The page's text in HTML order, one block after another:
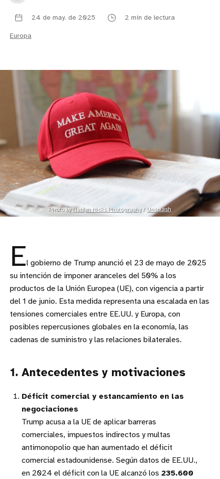
24 de may. de 2025 2 min de lectura
Europa
Photo by Natilyn Hicks Photography / Unsplash
El gobierno de Trump anunció el 23 de mayo de 2025
su intención de imponer aranceles del 50% a los
productos de la Unión Europea (UE), con vigencia a partir
del 1 de junio. Esta medida representa una escalada en las
tensiones comerciales entre EE.UU. y Europa, con
posibles repercusiones globales en la economía, las
cadenas de suministro y las relaciones bilaterales.
1. Antecedentes y motivaciones
Déficit comercial y estancamiento en las
negociaciones
Trump acusa a la UE de aplicar barreras
comerciales, impuestos indirectos y multas
antimonopolio que han aumentado el déficit
comercial estadounidense. Según datos de EE.UU.,
en 2024 el déficit con la UE alcanzó los 235.600